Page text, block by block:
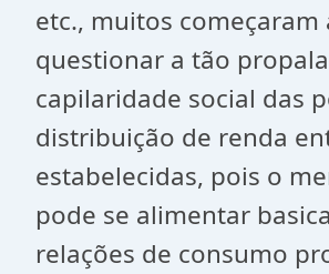
etc., muitos começaram
questionar a tão
capilaridade social das
distribuição de renda
estabelecidas, pois o
pode se alimentar
relações de consumo